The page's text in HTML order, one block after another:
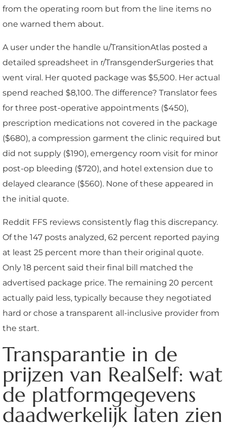
from the operating room but from the line items no
one warned them about.
A user under the handle u/TransitionAtlas posted a
detailed spreadsheet in r/TransgenderSurgeries that
went viral. Her quoted package was $5,500. Her actual
spend reached $8,100. The difference? Translator fees
for three post-operative appointments ($450),
prescription medications not covered in the package
($680), a compression garment the clinic required but
did not supply ($190), emergency room visit for minor
post-op bleeding ($720), and hotel extension due to
delayed clearance ($560). None of these appeared in
the initial quote.
Reddit FFS reviews consistently flag this discrepancy.
Of the 147 posts analyzed, 62 percent reported paying
at least 25 percent more than their original quote.
Only 18 percent said their final bill matched the
advertised package price. The remaining 20 percent
actually paid less, typically because they negotiated
hard or chose a transparent all-inclusive provider from
the start.
Transparantie in de
prijzen van RealSelf: wat
de platformgegevens
daadwerkelijk laten zien